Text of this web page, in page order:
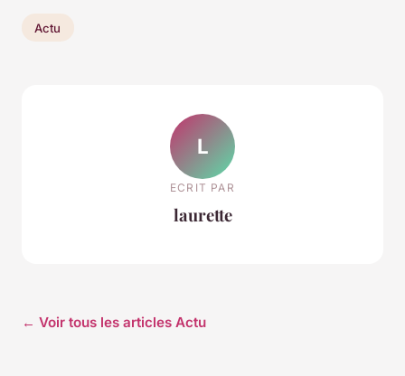
Actu
L
ECRIT PAR
laurette
← Voir tous les articles Actu